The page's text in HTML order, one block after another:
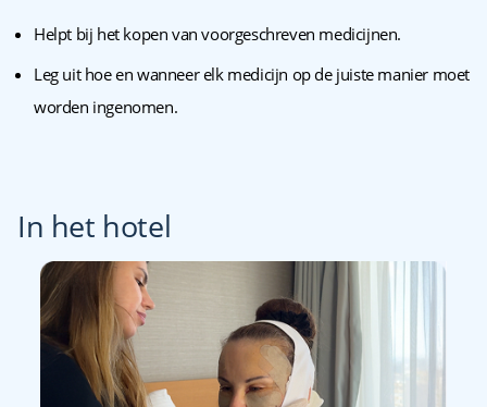
Helpt bij het kopen van voorgeschreven medicijnen.
Leg uit hoe en wanneer elk medicijn op de juiste manier moet
worden ingenomen.
In het hotel